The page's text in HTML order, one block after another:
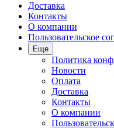
Доставка
Контакты
О компании
Пользовательское
Еще
Политика
Новости
Оплата
Доставка
Контакты
О компании